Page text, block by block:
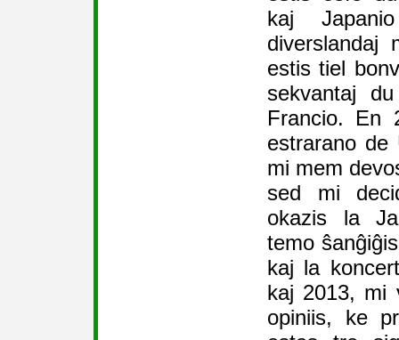
kaj
diverslandaj
estis tiel
sekvantaj
Francio. En
estrarano
mi mem
sed mi
okazis la
temo
kaj la
kaj 2013, mi
opiniis, ke